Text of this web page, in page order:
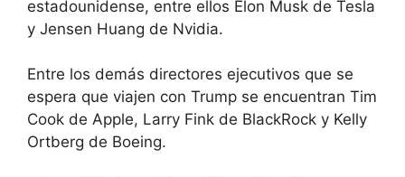
estadounidense, entre ellos Elon Musk de Tesla
y Jensen Huang de Nvidia.
Entre los demás directores ejecutivos que se
espera que viajen con Trump se encuentran Tim
Cook de Apple, Larry Fink de BlackRock y Kelly
Ortberg de Boeing.